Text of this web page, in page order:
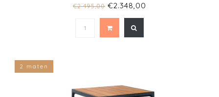
€2.495,00 €2.348,00
2 maten